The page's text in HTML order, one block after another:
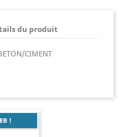
du produit
CIMENT
!